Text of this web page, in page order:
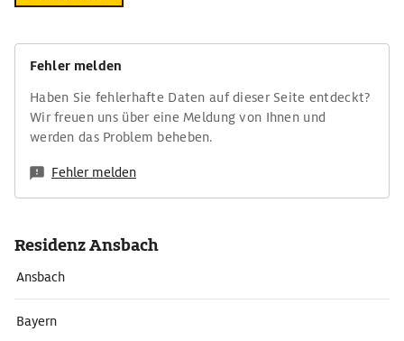
Fehler melden
Haben Sie fehlerhafte Daten auf dieser Seite entdeckt?
Wir freuen uns über eine Meldung von Ihnen und
werden das Problem beheben.
Fehler melden
Residenz Ansbach
Ansbach
Bayern